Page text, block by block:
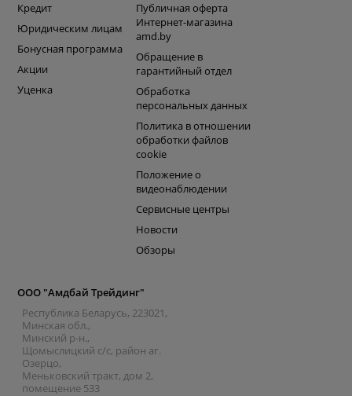
Кредит
Юридическим лицам
Бонусная программа
Акции
Уценка
Публичная оферта
Интернет-магазина
amd.by
Обращение в
гарантийный отдел
Обработка
персональных данных
Политика в отношении
обработки файлов
cookie
Положение о
видеонаблюдении
Сервисные центры
Новости
Обзоры
ООО "Амдбай Трейдинг"
Республика Беларусь, 223021,
Минская обл.,
Минский р-н.,
Щомыслицкий с/с, район аг.
Озерцо,
Меньковский тракт, дом 2,
помещение 533